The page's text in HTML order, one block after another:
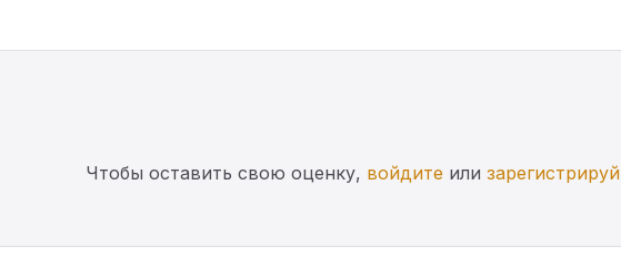
Чтобы оставить свою оценку, войдите или